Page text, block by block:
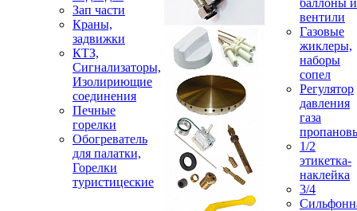
Зап части
Краны,
задвижки
КТЗ,
Сигнализаторы,
Изолириющие
соединения
Печные
горелки
Обогреватель
для палатки,
Горелки
туристицеские
баллоны и
вентили
Газовые
жиклеры,
наборы
сопел
Регулятор
давления
газа
1/2
этикетка-
наклейка
3/4